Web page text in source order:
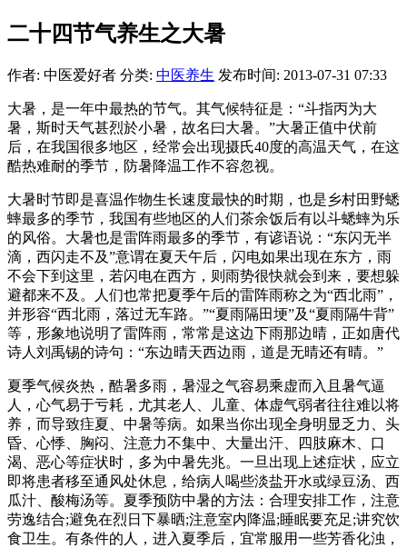
二十四节气养生之大暑
作者: 中医爱好者 分类: 中医养生 发布时间: 2013-07-31 07:33
大暑，是一年中最热的节气。其气候特征是：“斗指丙为大
暑，斯时天气甚烈於小暑，故名曰大暑。”大暑正值中伏前
后，在我国很多地区，经常会出现摄氏40度的高温天气，在这
酷热难耐的季节，防暑降温工作不容忽视。
大暑时节即是喜温作物生长速度最快的时期，也是乡村田野蟋
蟀最多的季节，我国有些地区的人们茶余饭后有以斗蟋蟀为乐
的风俗。大暑也是雷阵雨最多的季节，有谚语说：“东闪无半
滴，西闪走不及”意谓在夏天午后，闪电如果出现在东方，雨
不会下到这里，若闪电在西方，则雨势很快就会到来，要想躲
避都来不及。人们也常把夏季午后的雷阵雨称之为“西北雨”，
并形容“西北雨，落过无车路。”“夏雨隔田埂”及“夏雨隔牛背”
等，形象地说明了雷阵雨，常常是这边下雨那边晴，正如唐代
诗人刘禹锡的诗句：“东边晴天西边雨，道是无晴还有晴。”
夏季气候炎热，酷暑多雨，暑湿之气容易乘虚而入且暑气逼
人，心气易于亏耗，尤其老人、儿童、体虚气弱者往往难以将
养，而导致疰夏、中暑等病。如果当你出现全身明显乏力、头
昏、心悸、胸闷、注意力不集中、大量出汗、四肢麻木、口
渴、恶心等症状时，多为中暑先兆。一旦出现上述症状，应立
即将患者移至通风处休息，给病人喝些淡盐开水或绿豆汤、西
瓜汁、酸梅汤等。夏季预防中暑的方法：合理安排工作，注意
劳逸结合;避免在烈日下暴晒;注意室内降温;睡眠要充足;讲究饮
食卫生。有条件的人，进入夏季后，宜常服用一些芳香化浊，